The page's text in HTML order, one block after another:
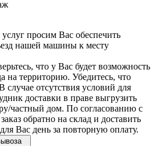
просим Вас обеспечить
нашей машины к месту
что у Вас будет возможность
на территорию. Убедитесь, что
случае отсутствия условий для
доставки в праве выгрузить
частный дом. По согласованию с
обратно на склад и доставить
Вас день за повторную оплату.